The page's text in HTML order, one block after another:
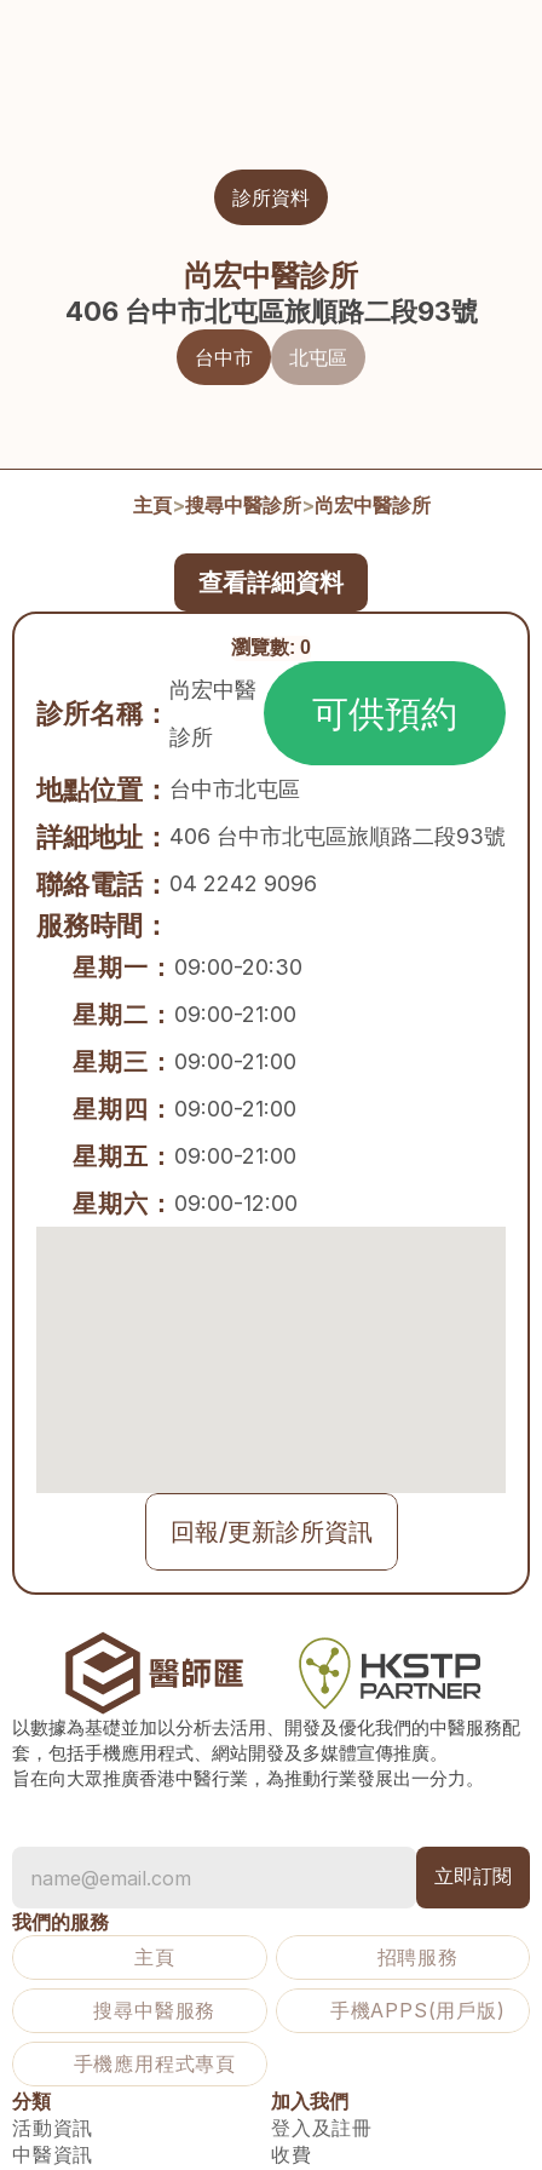
診所資料
尚宏中醫診所
406 台中市北屯區旅順路二段93號
台中市 北屯區
主頁>搜尋中醫診所>尚宏中醫診所
瀏覽數: 0
診所名稱：
尚宏中醫
診所
可供預約
地點位置： 台中市北屯區
詳細地址： 406 台中市北屯區旅順路二段93號
聯絡電話： 04 2242 9096
服務時間：
星期一： 09:00-20:30
星期二： 09:00-21:00
星期三： 09:00-21:00
星期四： 09:00-21:00
星期五： 09:00-21:00
星期六： 09:00-12:00
回報/更新診所資訊
查看詳細資料
以數據為基礎並加以分析去活用、開發及優化我們的中醫服務配
套，包括手機應用程式、網站開發及多媒體宣傳推廣。
旨在向大眾推廣香港中醫行業，為推動行業發展出一分力。
我們的服務
主頁
招聘服務
搜尋中醫服務 手機APPS(用戶版)
手機應用程式專頁
分類
活動資訊
中醫資訊
加入我們
登入及註冊
收費